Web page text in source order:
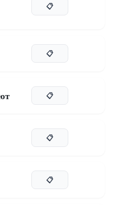
📋
📋
📋
📋
📋